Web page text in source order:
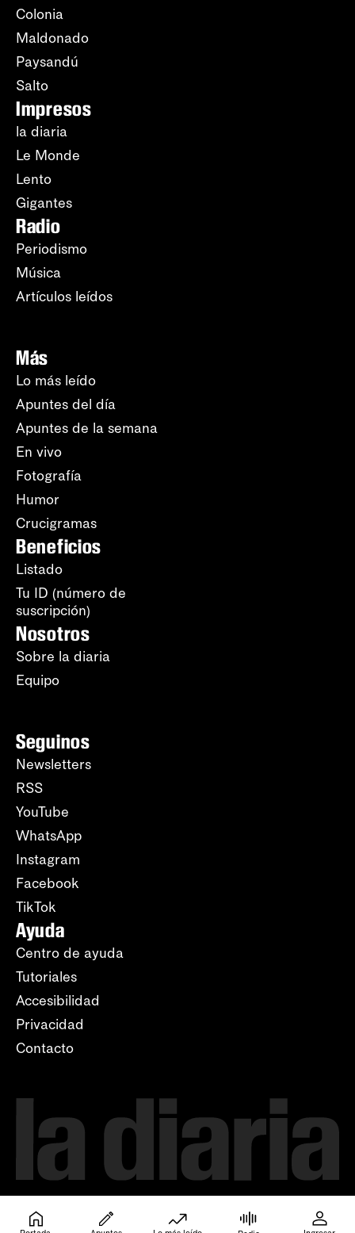
Colonia
Maldonado
Paysandú
Salto
Impresos
la diaria
Le Monde
Lento
Gigantes
Radio
Periodismo
Música
Artículos leídos
Más
Lo más leído
Apuntes del día
Apuntes de la semana
En vivo
Fotografía
Humor
Crucigramas
Beneficios
Listado
Tu ID (número de
suscripción)
Nosotros
Sobre la diaria
Equipo
Seguinos
Newsletters
RSS
YouTube
WhatsApp
Instagram
Facebook
TikTok
Ayuda
Centro de ayuda
Tutoriales
Accesibilidad
Privacidad
Contacto